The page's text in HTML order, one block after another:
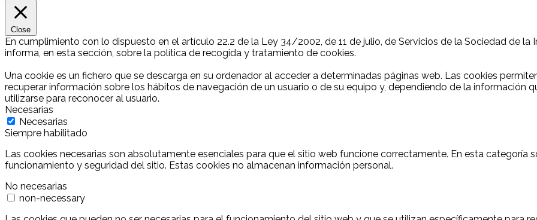
Close
En cumplimiento con lo dispuesto en el artículo 22.2 de la Ley 34/2002, de 11 de julio, de Servicios de la Sociedad de
informa, en esta sección, sobre la política de recogida y tratamiento de cookies.
Una cookie es un fichero que se descarga en su ordenador al acceder a determinadas páginas web. Las cookies
recuperar información sobre los hábitos de navegación de un usuario o de su equipo y, dependiendo de la información
utilizarse para reconocer al usuario.
Necesarias
Necesarias
Siempre habilitado
Las cookies necesarias son absolutamente esenciales para que el sitio web funcione correctamente. En esta categoría
funcionamiento y seguridad del sitio. Estas cookies no almacenan información personal.
No necesarias
non-necessary